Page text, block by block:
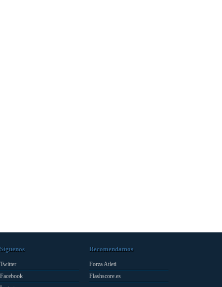
Síguenos
Twitter
Facebook
Recomendamos
Forza Atleti
Flashscore.es